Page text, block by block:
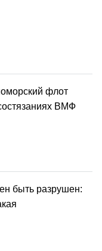
флот
ВМФ
быть разрушен: